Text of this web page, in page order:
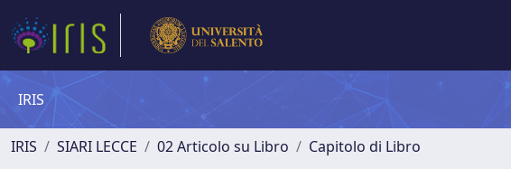
IRIS
IRIS SIARI LECCE 02 Articolo su Libro Capitolo di Libro